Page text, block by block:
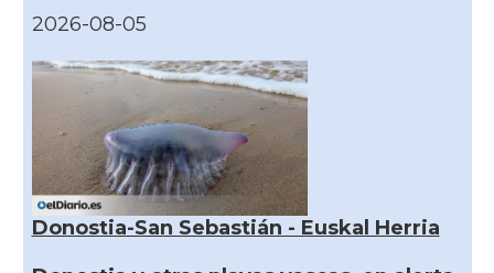
2026-08-05
Donostia-San Sebastián - Euskal Herria